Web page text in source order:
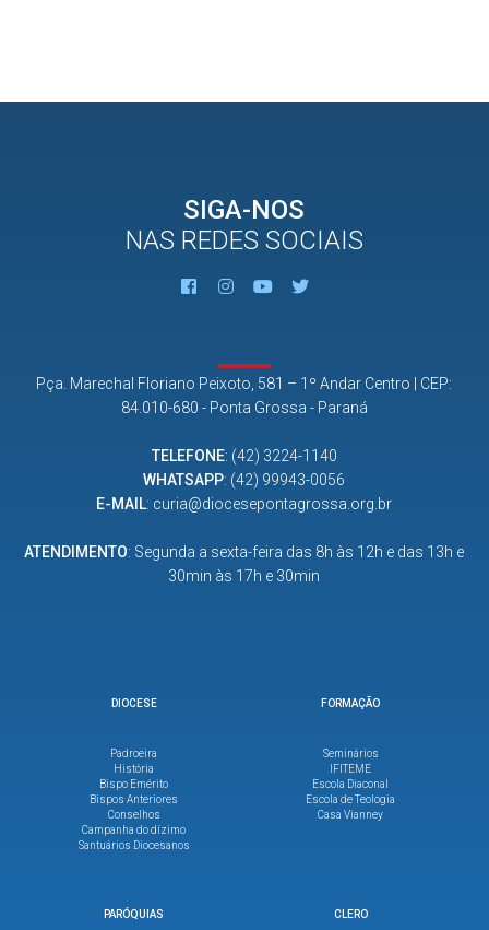
SIGA-NOS
NAS REDES SOCIAIS
Pça. Marechal Floriano Peixoto, 581 – 1º Andar Centro | CEP:
84.010-680 - Ponta Grossa - Paraná
TELEFONE: (42) 3224-1140
WHATSAPP: (42) 99943-0056
E-MAIL: curia@diocesepontagrossa.org.br
ATENDIMENTO: Segunda a sexta-feira das 8h às 12h e das 13h e
30min às 17h e 30min
DIOCESE
Padroeira
História
Bispo Emérito
Bispos Anteriores
Conselhos
Campanha do dízimo
Santuários Diocesanos
FORMAÇÃO
Seminários
IFITEME
Escola Diaconal
Escola de Teologia
Casa Vianney
PARÓQUIAS CLERO